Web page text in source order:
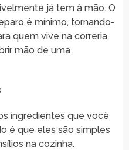
já tem à mão. O
é mínimo, tornando-
quem vive na correria
mão de uma
ingredientes que você
é que eles são simples
na cozinha.